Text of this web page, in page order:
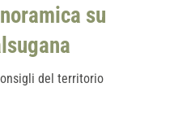
su
del territorio